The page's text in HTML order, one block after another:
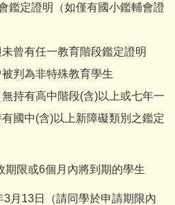
鑑定證明（如僅有國小鑑輔會證
曾有任一教育階段鑑定證明
判為非特殊教育學生
持有高中階段(含)以上或七年一
國中(含)以上新障礙類別之鑑定
限或6個月內將到期的學生
月13日（請同學於申請期限內